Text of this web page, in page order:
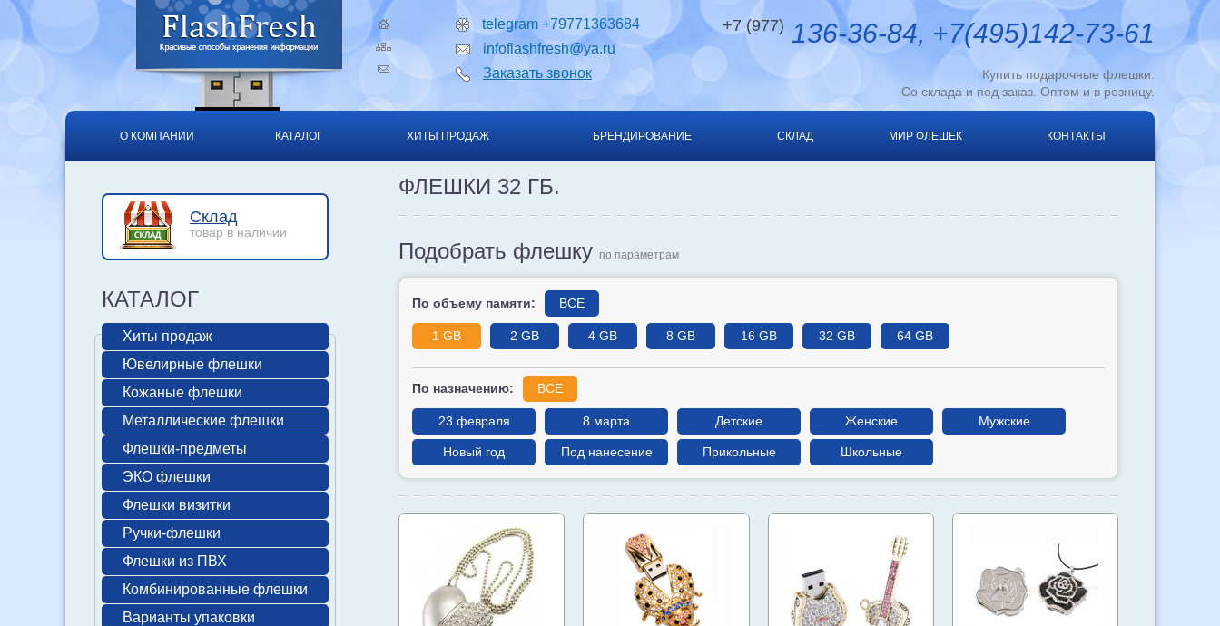
telegram +79771363684
infoflashfresh@ya.ru
Заказать звонок
+7 (977) 136-36-84, +7(495)142-73-61
Купить подарочные флешки.
Со склада и под заказ. Оптом и в розницу.
О КОМПАНИИ КАТАЛОГ ХИТЫ ПРОДАЖ БРЕНДИРОВАНИЕ СКЛАД МИР ФЛЕШЕК КОНТАКТЫ
ФЛЕШКИ 32 ГБ.
Подобрать флешку по параметрам
По объему памяти: ВСЕ
1 GB 2 GB 4 GB 8 GB 16 GB 32 GB 64 GB
По назначению: ВСЕ
23 февраля 8 марта Детские Женские Мужские
Новый год Под нанесение Прикольные Школьные
Склад
товар в наличии
КАТАЛОГ
Хиты продаж
Ювелирные флешки
Кожаные флешки
Металлические флешки
Флешки-предметы
ЭКО флешки
Флешки визитки
Ручки-флешки
Флешки из ПВХ
Комбинированные флешки
Варианты упаковки